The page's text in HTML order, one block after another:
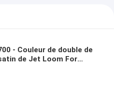
- Couleur de double de
de Jet Loom For